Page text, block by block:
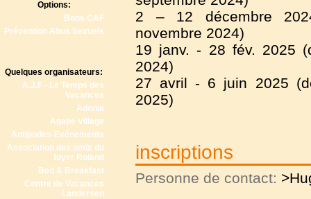
Options:
Bons CAF
Prévention Abus Sexuels
Quelques organisateurs:
A.J.F - Le Temps des
Vacances
Adonia
Agape Village
Antipodes-Evénements
Association des amis du
foyer Roland
Bed & Breakfast
Centre de Vacances
Landersen
2 – 12 décembre
novembre 2024)
19 janv. - 28 fév. 2025
2024)
27 avril - 6 juin 2025
2025)
inscriptions
Personne de contact: